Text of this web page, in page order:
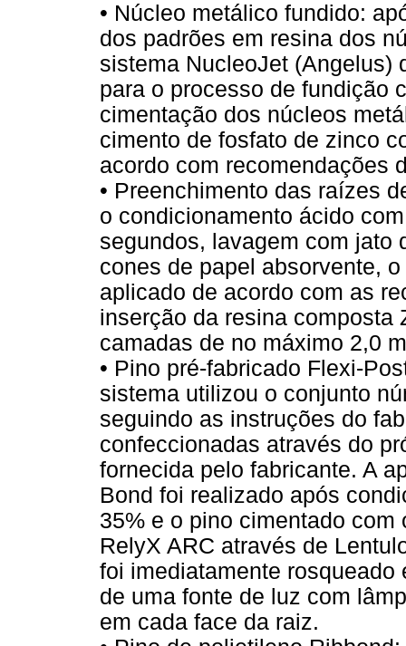
• Núcleo metálico fundido:
dos padrões em resina dos
sistema NucleoJet (Angelus)
para o processo de fundição
cimentação dos núcleos
cimento de fosfato de zinco
acordo com recomendações
• Preenchimento das raízes
o condicionamento ácido
segundos, lavagem com jato
cones de papel absorvente,
aplicado de acordo com as
inserção da resina composta
camadas de no máximo 2,0
• Pino pré-fabricado Flexi-
sistema utilizou o conjunto
seguindo as instruções do
confeccionadas através do
fornecida pelo fabricante. A
Bond foi realizado após
35% e o pino cimentado
RelyX ARC através de
foi imediatamente
de uma fonte de luz com
em cada face da raiz.